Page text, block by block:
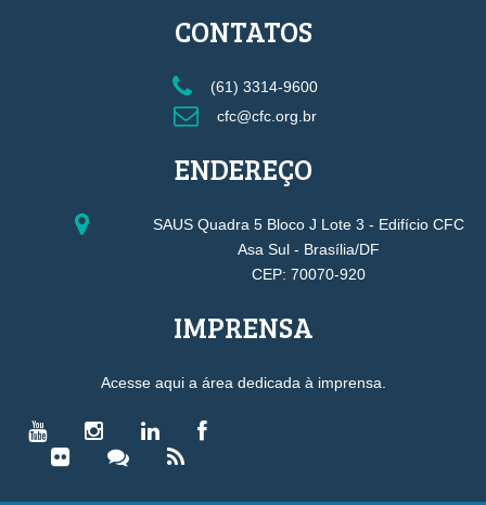
CONTATOS
(61) 3314-9600
cfc@cfc.org.br
ENDEREÇO
SAUS Quadra 5 Bloco J Lote 3 - Edifício CFC
Asa Sul - Brasília/DF
CEP: 70070-920
IMPRENSA
Acesse aqui a área dedicada à imprensa.